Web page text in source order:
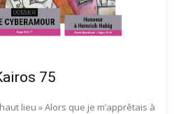
75
lieu » Alors que je m’apprêtais à